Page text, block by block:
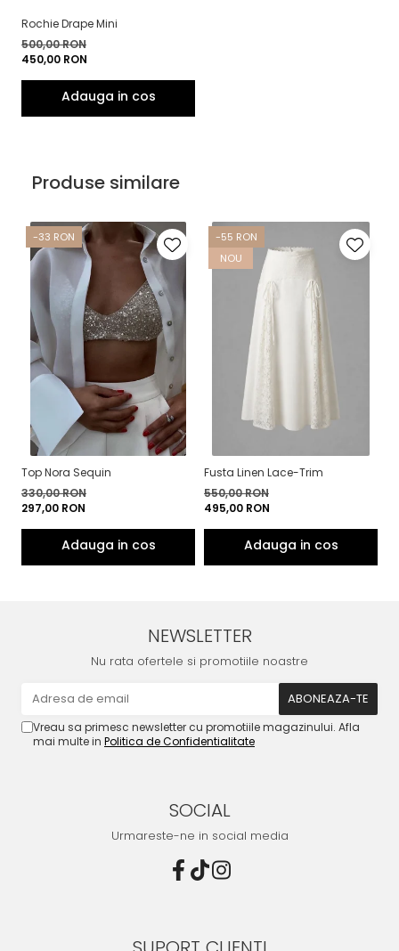
Rochie Drape Mini
500,00 RON
450,00 RON
Produse similare
-33 RON
Top Nora Sequin
330,00 RON
297,00 RON
-55 RON
NOU
Fusta Linen Lace-Trim
550,00 RON
495,00 RON
NEWSLETTER
Nu rata ofertele si promotiile noastre
Vreau sa primesc newsletter cu promotiile magazinului. Afla
mai multe in Politica de Confidentialitate
SOCIAL
Urmareste-ne in social media